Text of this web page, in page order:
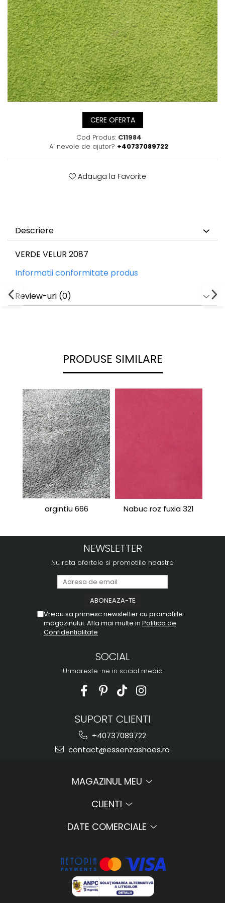
Posete
Rucsac
Plic
Saculet
Borsete
Mov
Visiniu
Maro
Albastru
CERE OFERTA
Cod Produs: C11984
Ai nevoie de ajutor? +40737089722
Adauga la Favorite
Descriere
VERDE VELUR 2087
Informatii conformitate produs
Review-uri (0)
PRODUSE SIMILARE
argintiu 666 Nabuc roz fuxia 321
NEWSLETTER
Nu rata ofertele si promotiile noastre
Vreau sa primesc newsletter cu promotiile
magazinului. Afla mai multe in Politica de
Confidentialitate
SOCIAL
Urmareste-ne in social media
SUPORT CLIENTI
+40737089722
contact@essenzashoes.ro
MAGAZINUL MEU
CLIENTI
DATE COMERCIALE